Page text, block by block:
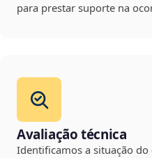
para prestar suporte na
Avaliação técnica
Identificamos a situação